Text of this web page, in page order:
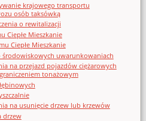
krajowego transportu
osób taksówką
o rewitalizacji
Ciepłe Mieszkanie
Ciepłe Mieszkanie
uwarunkowaniach
na przejazd pojazdów ciężarowych
tonażowym
na usunięcie drzew lub krzewów
drzew